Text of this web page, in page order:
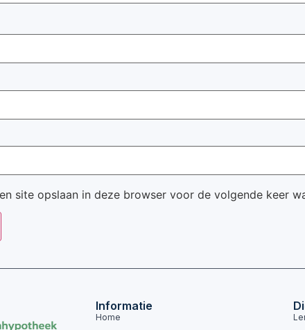
site opslaan in deze browser voor de volgende keer
Informatie
Home